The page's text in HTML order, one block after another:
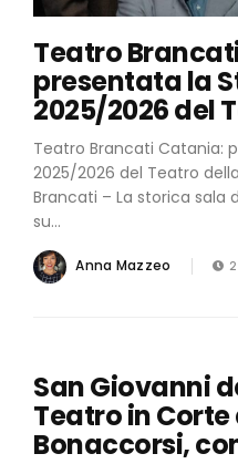
Teatro
presentata la
2025/2026 del
Teatro Brancati Catania:
2025/2026 del Teatro
Brancati – La storica
su...
Anna Mazzeo
CULTURA TEATRO
San Giovanni
Teatro in Corte
Bonaccorsi,